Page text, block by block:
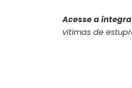
Acesse a
vítimas de